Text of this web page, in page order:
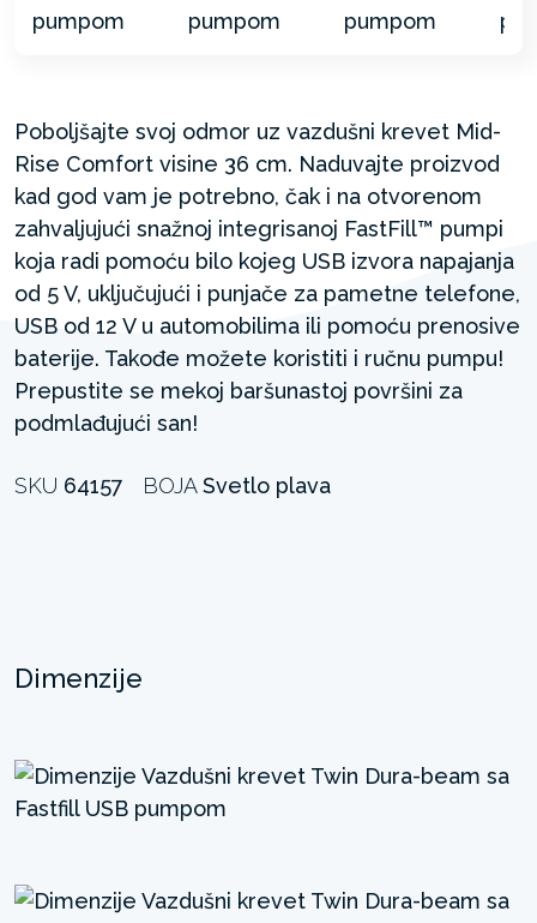
Poboljšajte svoj odmor uz vazdušni krevet Mid-
Rise Comfort visine 36 cm. Naduvajte proizvod
kad god vam je potrebno, čak i na otvorenom
zahvaljujući snažnoj integrisanoj FastFill™ pumpi
koja radi pomoću bilo kojeg USB izvora napajanja
od 5 V, uključujući i punjače za pametne telefone,
USB od 12 V u automobilima ili pomoću prenosive
baterije. Takođe možete koristiti i ručnu pumpu!
Prepustite se mekoj baršunastoj površini za
podmlađujući san!
SKU 64157 BOJASvetlo plava
Dimenzije